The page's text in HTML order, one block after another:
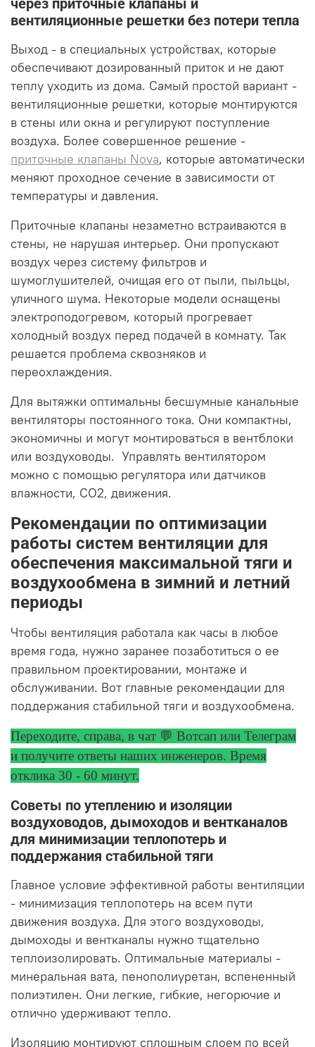
через приточные клапаны и
вентиляционные решетки без потери тепла
Выход - в специальных устройствах, которые
обеспечивают дозированный приток и не дают
теплу уходить из дома. Самый простой вариант -
вентиляционные решетки, которые монтируются
в стены или окна и регулируют поступление
воздуха. Более совершенное решение -
приточные клапаны Nova, которые автоматически
меняют проходное сечение в зависимости от
температуры и давления.
Приточные клапаны незаметно встраиваются в
стены, не нарушая интерьер. Они пропускают
воздух через систему фильтров и
шумоглушителей, очищая его от пыли, пыльцы,
уличного шума. Некоторые модели оснащены
электроподогревом, который прогревает
холодный воздух перед подачей в комнату. Так
решается проблема сквозняков и
переохлаждения.
Для вытяжки оптимальны бесшумные канальные
вентиляторы постоянного тока. Они компактны,
экономичны и могут монтироваться в вентблоки
или воздуховоды. Управлять вентилятором
можно с помощью регулятора или датчиков
влажности, CO2, движения.
Рекомендации по оптимизации
работы систем вентиляции для
обеспечения максимальной тяги и
воздухообмена в зимний и летний
периоды
Чтобы вентиляция работала как часы в любое
время года, нужно заранее позаботиться о ее
правильном проектировании, монтаже и
обслуживании. Вот главные рекомендации для
поддержания стабильной тяги и воздухообмена.
Переходите, справа, в чат 💬 Вотсап или Телеграм
и получите ответы наших инженеров. Время
отклика 30 - 60 минут.
Советы по утеплению и изоляции
воздуховодов, дымоходов и вентканалов
для минимизации теплопотерь и
поддержания стабильной тяги
Главное условие эффективной работы вентиляции
- минимизация теплопотерь на всем пути
движения воздуха. Для этого воздуховоды,
дымоходы и вентканалы нужно тщательно
теплоизолировать. Оптимальные материалы -
минеральная вата, пенополиуретан, вспененный
полиэтилен. Они легкие, гибкие, негорючие и
отлично удерживают тепло.
Изоляцию монтируют сплошным слоем по всей